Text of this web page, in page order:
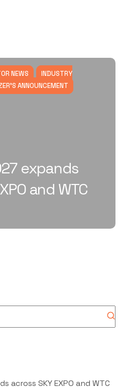
NEWS
INDUSTRY
ANNOUNCEMENT
expands
and WTC
across SKY EXPO and WTC